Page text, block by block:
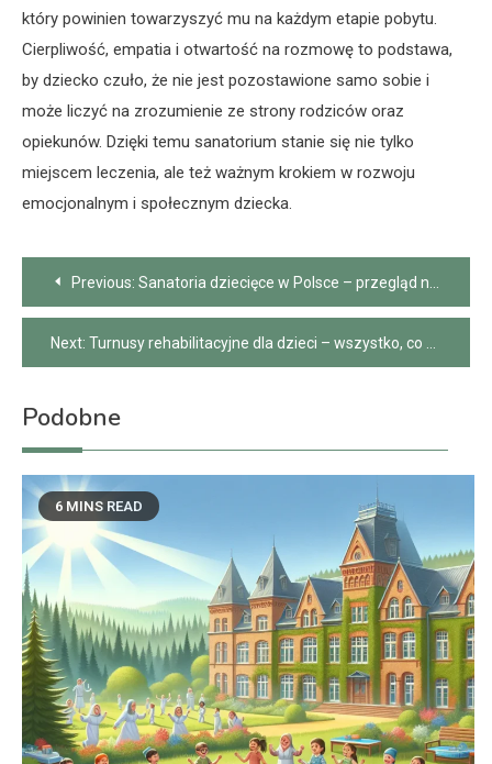
który powinien towarzyszyć mu na każdym etapie pobytu.
Cierpliwość, empatia i otwartość na rozmowę to podstawa,
by dziecko czuło, że nie jest pozostawione samo sobie i
może liczyć na zrozumienie ze strony rodziców oraz
opiekunów. Dzięki temu sanatorium stanie się nie tylko
miejscem leczenia, ale też ważnym krokiem w rozwoju
emocjonalnym i społecznym dziecka.
Nawigacja
wpisu
Previous: Sanatoria dziecięce w Polsce – przegląd najlepszych ośrodków
Next: Turnusy rehabilitacyjne dla dzieci – wszystko, co musisz wiedzieć
Podobne
6 MINS READ